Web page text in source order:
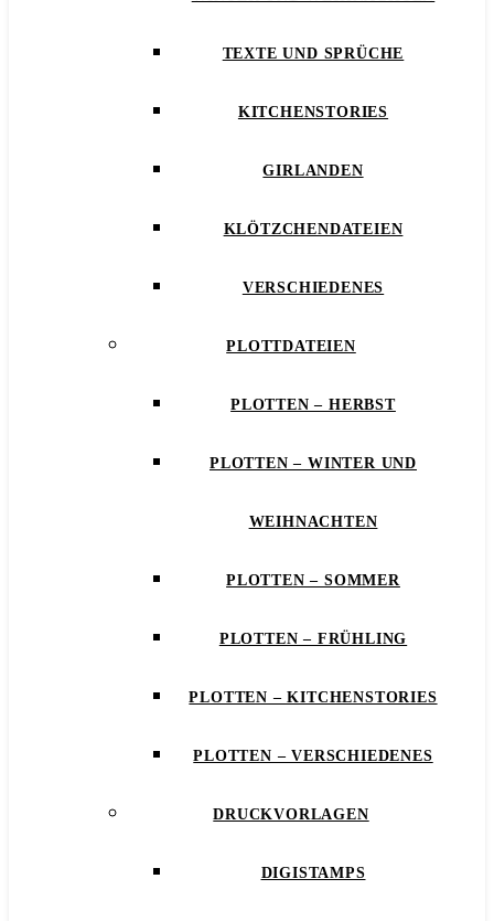
TEXTE UND SPRÜCHE
KITCHENSTORIES
GIRLANDEN
KLÖTZCHENDATEIEN
VERSCHIEDENES
PLOTTDATEIEN
PLOTTEN – HERBST
PLOTTEN – WINTER UND
WEIHNACHTEN
PLOTTEN – SOMMER
PLOTTEN – FRÜHLING
PLOTTEN – KITCHENSTORIES
PLOTTEN – VERSCHIEDENES
DRUCKVORLAGEN
DIGISTAMPS